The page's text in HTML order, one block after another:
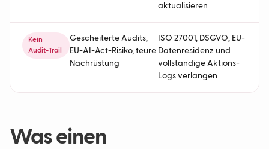
aktualisieren
Kein
Audit-Trail
Gescheiterte Audits,
EU-AI-Act-Risiko, teure
Nachrüstung
ISO 27001, DSGVO, EU-
Datenresidenz und
vollständige Aktions-
Logs verlangen
Was einen